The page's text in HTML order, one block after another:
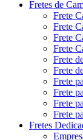
Fretes de
Frete
Frete
Frete
Frete
Frete
Frete
Frete
Frete
Frete
Frete
Fretes